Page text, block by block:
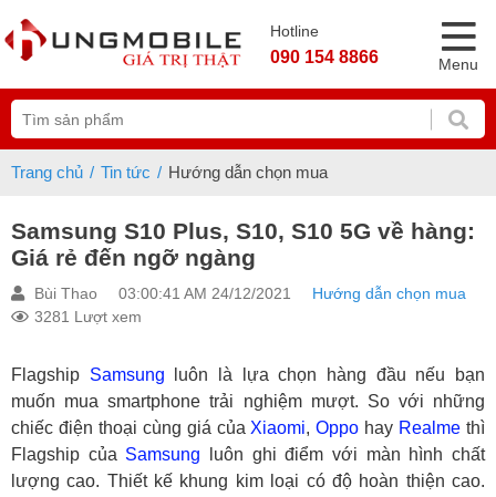
Hotline
090 154 8866 Menu
Trang chủ Tin tức Hướng dẫn chọn mua
Samsung S10 Plus, S10, S10 5G về hàng:
Giá rẻ đến ngỡ ngàng
Bùi Thao 03:00:41 AM 24/12/2021
Hướng dẫn chọn mua
3281 Lượt xem
Flagship Samsung luôn là lựa chọn hàng đầu nếu bạn
muốn mua smartphone trải nghiệm mượt. So với những
chiếc điện thoại cùng giá của Xiaomi,Oppo hay Realme thì
Flagship của Samsung luôn ghi điểm với màn hình chất
lượng cao. Thiết kế khung kim loại có độ hoàn thiện cao.